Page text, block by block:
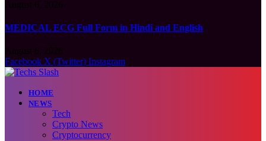
MEDICAL ECG Full Form in Hindi and English
Facebook X (Twitter) Instagram
HOME
NEWS
Tech
Crypto News
Cryptocurrency